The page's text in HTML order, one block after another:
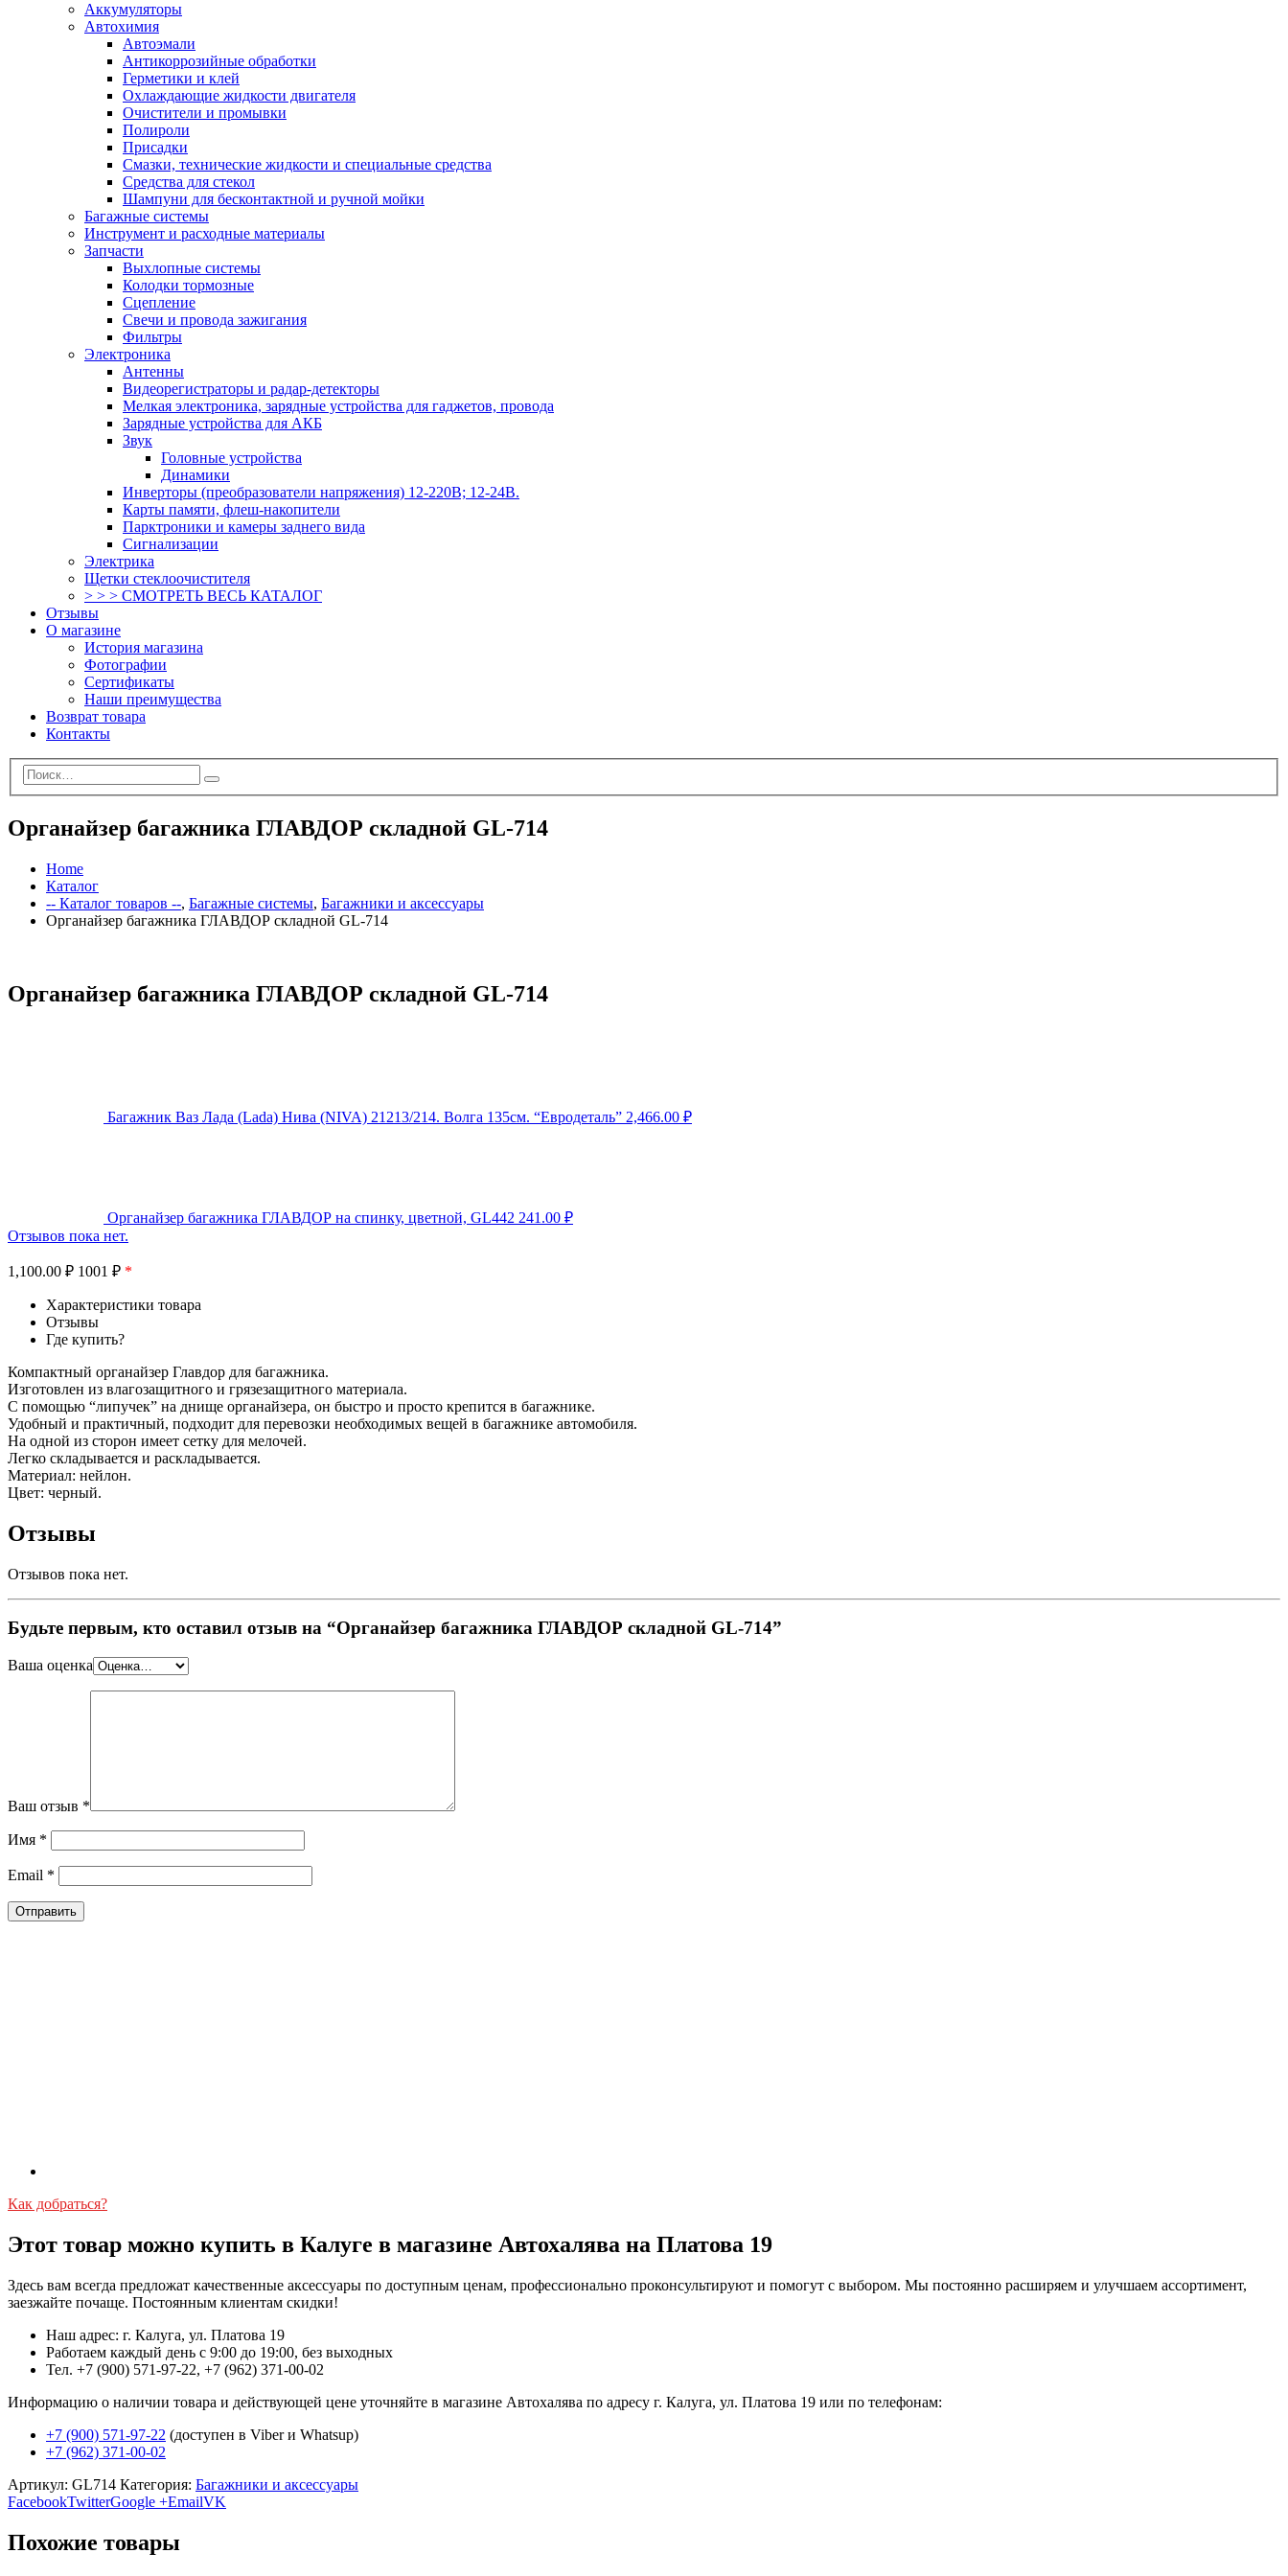
Аккумуляторы
Автохимия
Автоэмали
Антикоррозийные обработки
Герметики и клей
Охлаждающие жидкости двигателя
Очистители и промывки
Полироли
Присадки
Смазки, технические жидкости и специальные средства
Средства для стекол
Шампуни для бесконтактной и ручной мойки
Багажные системы
Инструмент и расходные материалы
Запчасти
Выхлопные системы
Колодки тормозные
Сцепление
Свечи и провода зажигания
Фильтры
Электроника
Антенны
Видеорегистраторы и радар-детекторы
Мелкая электроника, зарядные устройства для гаджетов, провода
Зарядные устройства для АКБ
Звук
Головные устройства
Динамики
Инверторы (преобразователи напряжения) 12-220В; 12-24В.
Карты памяти, флеш-накопители
Парктроники и камеры заднего вида
Сигнализации
Электрика
Щетки стеклоочистителя
> > > СМОТРЕТЬ ВЕСЬ КАТАЛОГ
Отзывы
О магазине
История магазина
Фотографии
Сертификаты
Наши преимущества
Возврат товара
Контакты
Органайзер багажника ГЛАВДОР складной GL-714
Home
Каталог
-- Каталог товаров --, Багажные системы, Багажники и аксессуары
Органайзер багажника ГЛАВДОР складной GL-714
Органайзер багажника ГЛАВДОР складной GL-714
Багажник Ваз Лада (Lada) Нива (NIVA) 21213/214. Волга 135см. “Евродеталь” 2,466.00 ₽
Органайзер багажника ГЛАВДОР на спинку, цветной, GL442 241.00 ₽
Отзывов пока нет.
1,100.00 ₽ 1001 ₽ *
Характеристики товара
Отзывы
Где купить?
Компактный органайзер Главдор для багажника.
Изготовлен из влагозащитного и грязезащитного материала.
С помощью “липучек” на днище органайзера, он быстро и просто крепится в багажнике.
Удобный и практичный, подходит для перевозки необходимых вещей в багажнике автомобиля.
На одной из сторон имеет сетку для мелочей.
Легко складывается и раскладывается.
Материал: нейлон.
Цвет: черный.
Отзывы
Отзывов пока нет.
Будьте первым, кто оставил отзыв на “Органайзер багажника ГЛАВДОР складной GL-714”
Ваша оценка
Ваш отзыв *
Имя *
Email *
Как добраться?
Этот товар можно купить в Калуге в магазине Автохалява на Платова 19
Здесь вам всегда предложат качественные аксессуары по доступным ценам, профессионально проконсультируют и помогут с выбором. Мы постоянно расширяем и улучшаем ассортимент,
заезжайте почаще. Постоянным клиентам скидки!
Наш адрес: г. Калуга, ул. Платова 19
Работаем каждый день с 9:00 до 19:00, без выходных
Тел. +7 (900) 571-97-22, +7 (962) 371-00-02
Информацию о наличии товара и действующей цене уточняйте в магазине Автохалява по адресу г. Калуга, ул. Платова 19 или по телефонам:
+7 (900) 571-97-22 (доступен в Viber и Whatsup)
+7 (962) 371-00-02
Артикул: GL714 Категория: Багажники и аксессуары
FacebookTwitterGoogle +EmailVK
Похожие товары